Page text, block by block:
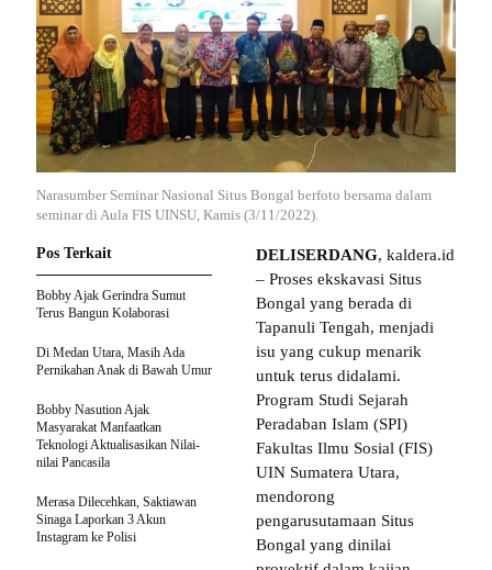
Narasumber Seminar Nasional Situs Bongal berfoto bersama dalam
seminar di Aula FIS UINSU, Kamis (3/11/2022).
DELISERDANG, kaldera.id
– Proses ekskavasi Situs
Bongal yang berada di
Tapanuli Tengah, menjadi
isu yang cukup menarik
untuk terus didalami.
Program Studi Sejarah
Peradaban Islam (SPI)
Fakultas Ilmu Sosial (FIS)
UIN Sumatera Utara,
mendorong
pengarusutamaan Situs
Bongal yang dinilai
Pos Terkait
Bobby Ajak Gerindra Sumut
Terus Bangun Kolaborasi
Di Medan Utara, Masih Ada
Pernikahan Anak di Bawah Umur
Bobby Nasution Ajak
Masyarakat Manfaatkan
Teknologi Aktualisasikan Nilai-
nilai Pancasila
Merasa Dilecehkan, Saktiawan
Sinaga Laporkan 3 Akun
Instagram ke Polisi